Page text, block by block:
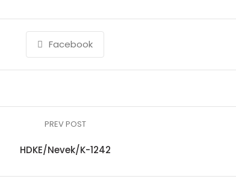
Facebook
PREV POST
HDKE/Nevek/K-1242